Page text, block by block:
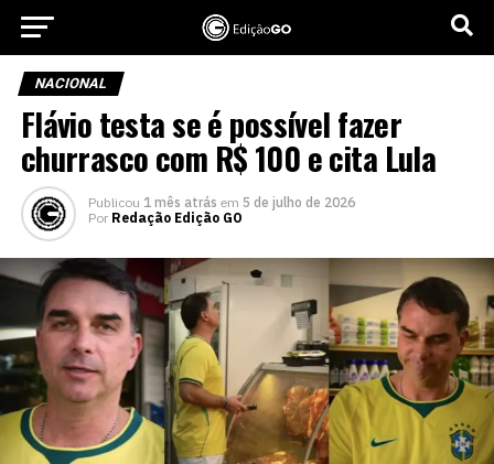
NACIONAL
Flávio testa se é possível fazer
churrasco com R$ 100 e cita Lula
Publicou 1 mês atrás em 5 de julho de 2026
Por Redação Edição GO